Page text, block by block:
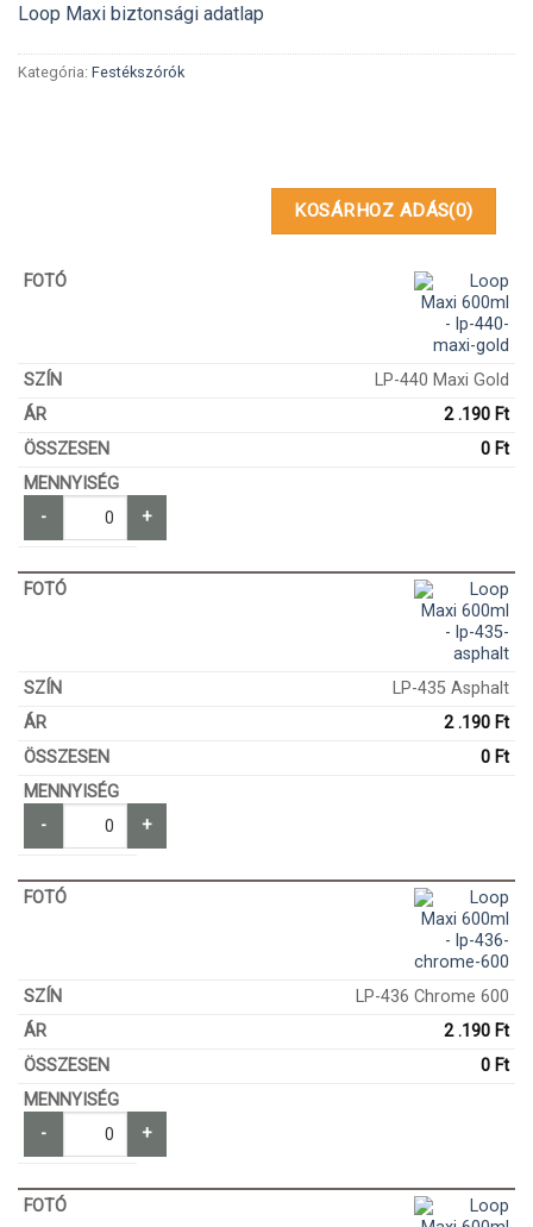
Loop Maxi biztonsági adatlap
Kategória: Festékszórók
KOSÁRHOZ ADÁS(0)
LP-440 Maxi Gold
2 .190 Ft
0 Ft
- +
LP-435 Asphalt
2 .190 Ft
0 Ft
- +
LP-436 Chrome 600
2 .190 Ft
0 Ft
- +